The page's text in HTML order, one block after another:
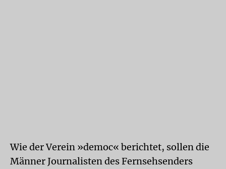
Wie der Verein »democ« berichtet, sollen die
Männer Journalisten des Fernsehsenders